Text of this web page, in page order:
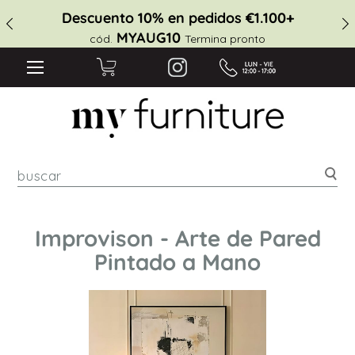
Descuento 10% en pedidos €1.100+
cód. MYAUG10 Termina pronto
Improvison - Arte de Pared
Pintado a Mano